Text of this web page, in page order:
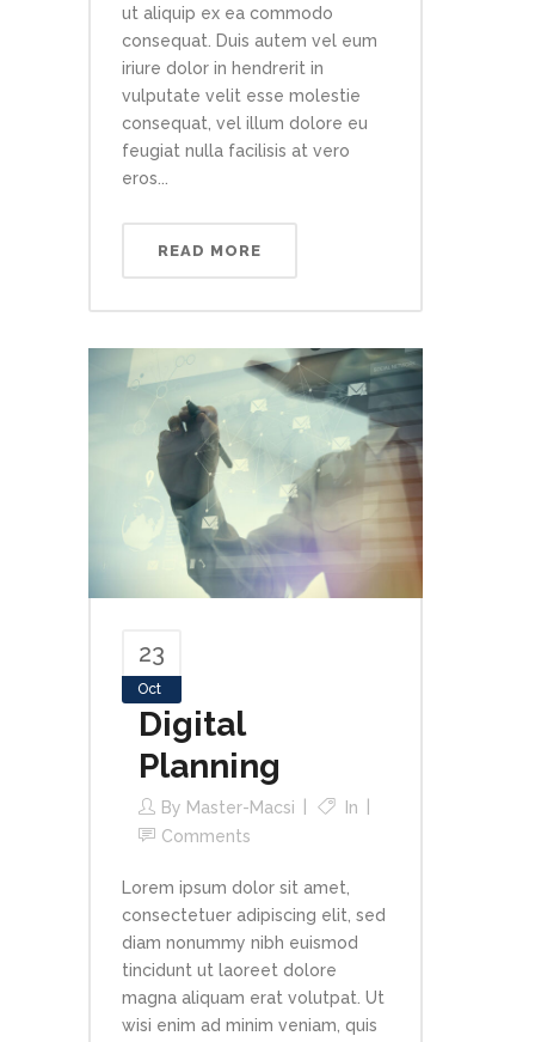
ut aliquip ex ea commodo
consequat. Duis autem vel eum
iriure dolor in hendrerit in
vulputate velit esse molestie
consequat, vel illum dolore eu
feugiat nulla facilisis at vero
eros...
READ MORE
23
Oct
Digital
Planning
By Master-Macsi
In
Comments
Lorem ipsum dolor sit amet,
consectetuer adipiscing elit, sed
diam nonummy nibh euismod
tincidunt ut laoreet dolore
magna aliquam erat volutpat. Ut
wisi enim ad minim veniam, quis